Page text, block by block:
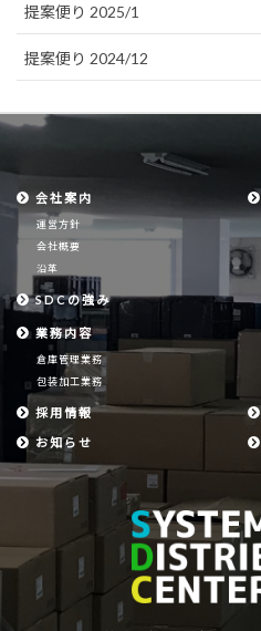
提案便り 2025/1
提案便り 2024/12
会社案内
運営方針
会社概要
沿革
SDCの強み
業務内容
倉庫管理業務
包装加工業務
採用情報
お知らせ